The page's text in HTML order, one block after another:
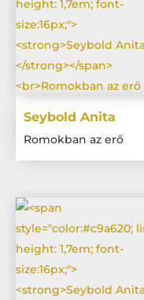
Seybold Anita
Romokban az erő